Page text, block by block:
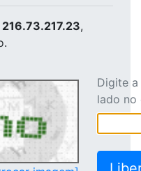
216.73.217.23,
Digite
lado no